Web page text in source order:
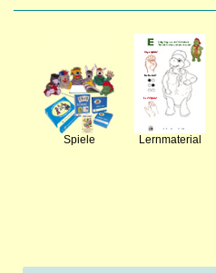
Spiele Lernmaterial